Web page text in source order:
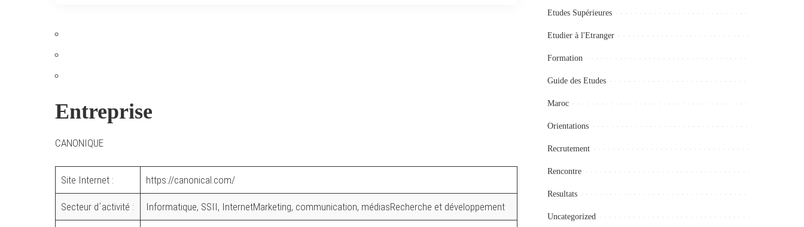
Entreprise
CANONIQUE
Site Internet : https://canonical.com/
Secteur d´activité : Informatique, SSII, InternetMarketing, communication, médiasRecherche et développement
Etudes Supérieures
Etudier à l'Etranger
Formation
Guide des Etudes
Maroc
Orientations
Recrutement
Rencontre
Resultats
Uncategorized